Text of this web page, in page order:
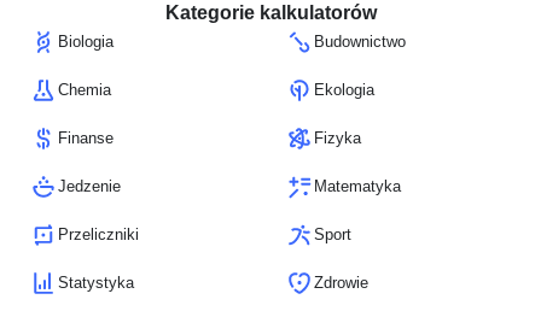
Kategorie kalkulatorów
Biologia Budownictwo
Chemia Ekologia
Finanse Fizyka
Jedzenie Matematyka
Przeliczniki Sport
Statystyka Zdrowie